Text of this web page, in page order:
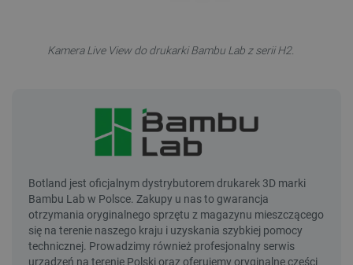
Kamera Live View do drukarki Bambu Lab z serii H2.